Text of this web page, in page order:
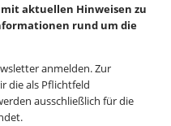
mit aktuellen Hinweisen zu
rund um die
anmelden. Zur
die als Pflichtfeld
ausschließlich für die